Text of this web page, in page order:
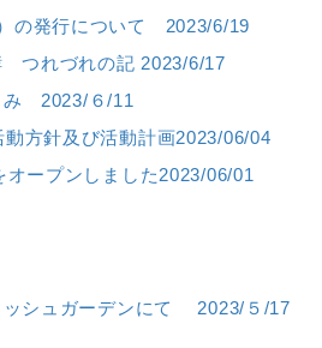
の発行について 2023/6/19
つれづれの記 2023/6/17
み 2023/６/11
方針及び活動計画2023/06/04
オープンしました2023/06/01
ッシュガーデンにて 2023/５/17